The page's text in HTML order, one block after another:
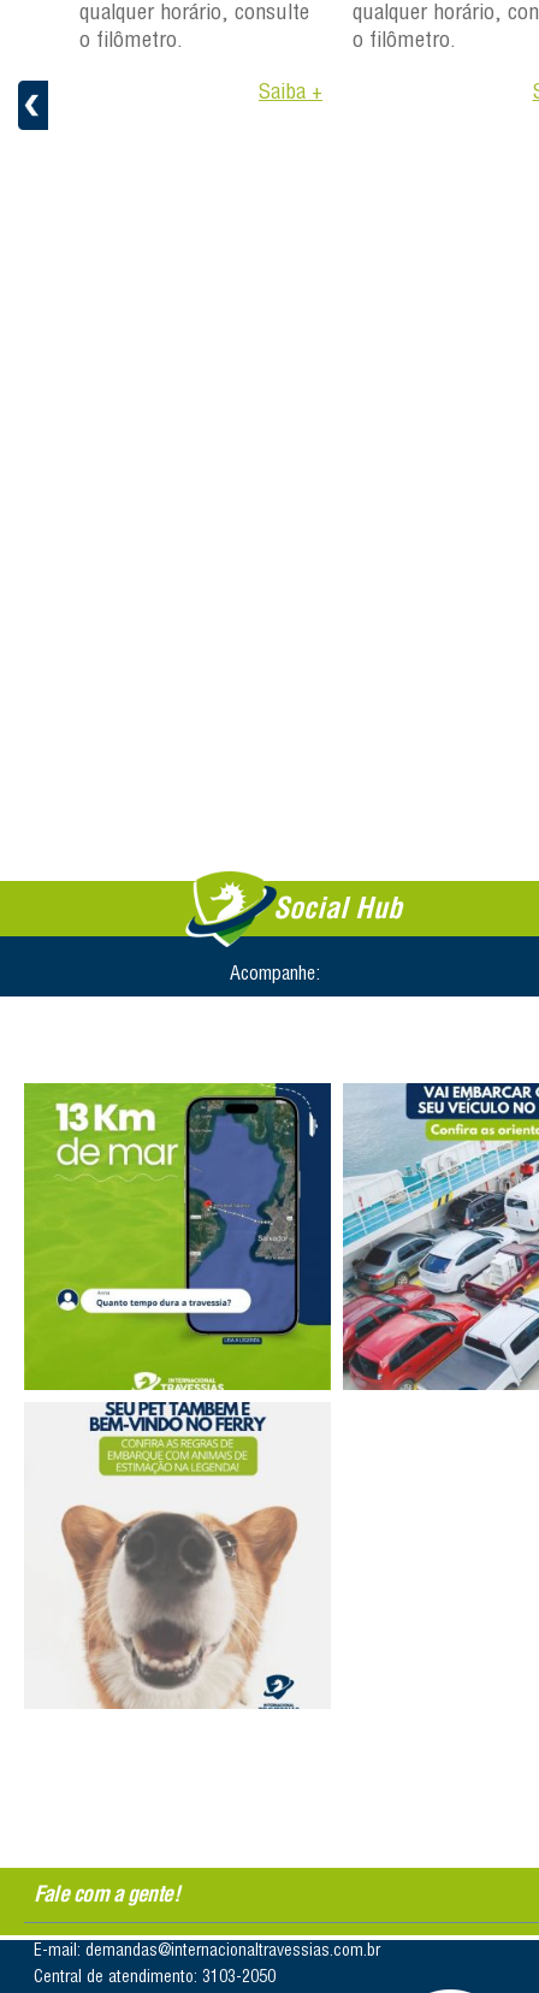
+
qualquer horário, consulte
o filômetro.
Saiba +
qualquer horário,
o filômetro.
Social Hub
Acompanhe:
Fale com a gente!
E-mail: demandas@internacionaltravessias.com.br
Central de atendimento: 3103-2050